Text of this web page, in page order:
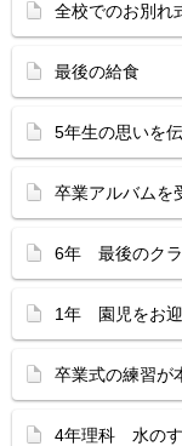
全校でのお別れ
最後の給食
5年生の思いを
卒業アルバムを
6年 最後のクラ
1年 園児をお迎
卒業式の練習が
4年理科 水の